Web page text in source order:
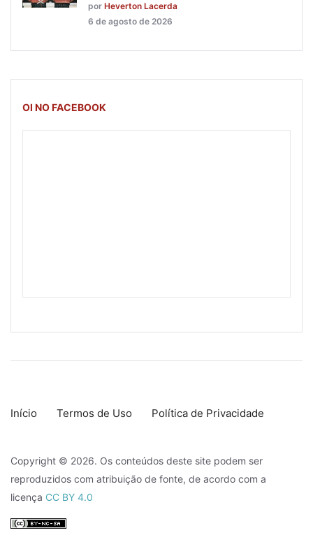
por Heverton Lacerda
6 de agosto de 2026
OI NO FACEBOOK
Início Termos de Uso Política de Privacidade
Copyright © 2026. Os conteúdos deste site podem ser
reproduzidos com atribuição de fonte, de acordo com a
licença CC BY 4.0